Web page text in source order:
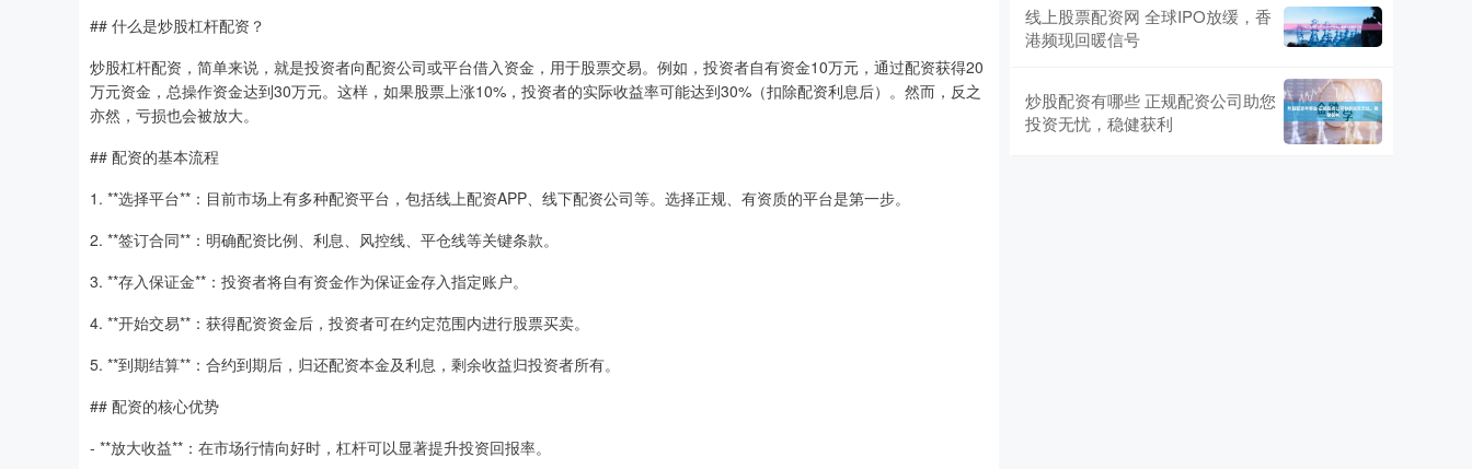
## 什么是炒股杠杆配资？
炒股杠杆配资，简单来说，就是投资者向配资公司或平台借入资金，用于股票交易。例如，投资者自有资金10万元，通过配资获得20
万元资金，总操作资金达到30万元。这样，如果股票上涨10%，投资者的实际收益率可能达到30%（扣除配资利息后）。然而，反之
亦然，亏损也会被放大。
## 配资的基本流程
1. **选择平台**：目前市场上有多种配资平台，包括线上配资APP、线下配资公司等。选择正规、有资质的平台是第一步。
2. **签订合同**：明确配资比例、利息、风控线、平仓线等关键条款。
3. **存入保证金**：投资者将自有资金作为保证金存入指定账户。
4. **开始交易**：获得配资资金后，投资者可在约定范围内进行股票买卖。
5. **到期结算**：合约到期后，归还配资本金及利息，剩余收益归投资者所有。
## 配资的核心优势
- **放大收益**：在市场行情向好时，杠杆可以显著提升投资回报率。
线上股票配资网 全球IPO放缓，香
港频现回暖信号
炒股配资有哪些 正规配资公司助您
投资无忧，稳健获利